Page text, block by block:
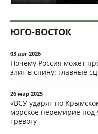
ЮГО-ВОСТОК
03 авг 2026
Почему Россия может
элит в спину: главные
26 мар 2025
«ВСУ ударят по
морское перемирие под
тревогу